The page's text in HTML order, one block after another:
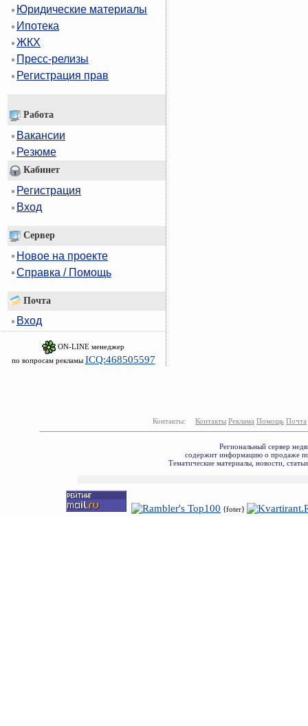
Юридические материалы
Ипотека
ЖКХ
Пресс-релизы
Регистрация прав
Работа
Вакансии
Резюме
Кабинет
Регистрация
Вход
Сервер
Новое на проекте
Справка / Помощь
Почта
Вход
ON-LINE менеджер
по вопросам рекламы ICQ:468505597
Контакты: Контакты Реклама Помощь Почта
Региональный сервер
содержит информацию о продаже
Тематические материалы, новости,
{foter}